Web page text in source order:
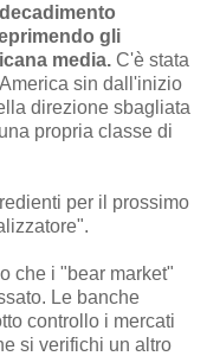
gli
media. C'è stata
sin dall'inizio
direzione sbagliata
propria classe di
per il prossimo
che i "bear market"
Le banche
controllo i mercati
si verifichi un altro